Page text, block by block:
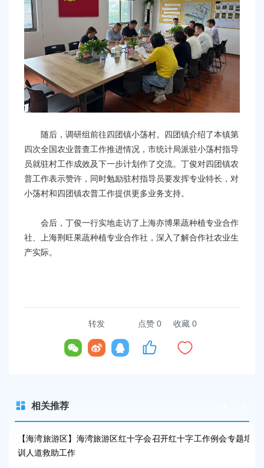
随后 ，调研组 前往四团镇小荡村。四团镇介绍了本镇第
四次全国 农业普查工作推进情况 ， 市统计局派驻小荡村指导
员就驻村工作成效及下一步计划 作了交流。 丁俊对四团镇农
普工作表示赞许 ， 同时勉励驻村指导员要发挥专业特长，对
小荡村和四团镇农普工作提供更多业务支持。
会后 ，丁俊一行实地走访了上海亦博果蔬种植专业合作
社、上海荆旺果蔬种植专业合作社，深入了解合作社农业生
产实际。
转发 点赞 0 收藏 0
相关推荐
【海湾旅游区】海湾旅游区红十字会召开红十字工作例会专题培
训人道救助工作